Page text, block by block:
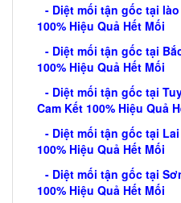
- Diệt mối tận gốc tại
100% Hiệu Quả Hết Mối
- Diệt mối tận gốc tại
100% Hiệu Quả Hết Mối
- Diệt mối tận gốc tại
Cam Kết 100% Hiệu Quả
- Diệt mối tận gốc tại Lai
100% Hiệu Quả Hết Mối
- Diệt mối tận gốc tại
100% Hiệu Quả Hết Mối